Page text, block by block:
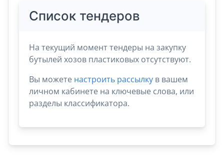
Список тендеров
На текущий момент тендеры на закупку
бутылей хозов пластиковых отсутствуют.
Вы можете настроить рассылку в вашем
личном кабинете на ключевые слова, или
разделы классификатора.